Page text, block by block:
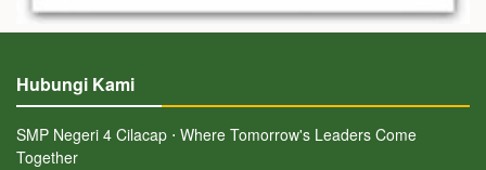
Hubungi Kami
SMP Negeri 4 Cilacap ⋅ Where Tomorrow's Leaders Come
Together